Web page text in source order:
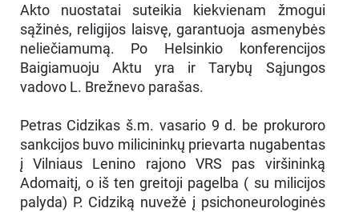
Akto nuostatai suteikia kiekvienam žmogui
sąžinės, religijos laisvę, garantuoja asmenybės
neliečiamumą. Po Helsinkio konferencijos
Baigiamuoju Aktu yra ir Tarybų Sąjungos
vadovo L. Brežnevo parašas.
Petras Cidzikas š.m. vasario 9 d. be prokuroro
sankcijos buvo milicininkų prievarta nugabentas
į Vilniaus Lenino rajono VRS pas viršininką
Adomaitį, o iš ten greitoji pagelba ( su milicijos
palyda) P. Cidziką nuvežė į psichoneurologinės